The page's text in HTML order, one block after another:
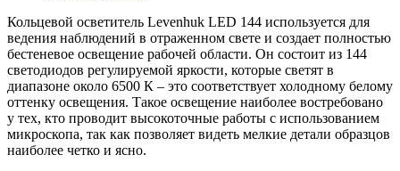
Кольцевой осветитель Levenhuk LED 144 используется для
ведения наблюдений в отраженном свете и создает полностью
бестеневое освещение рабочей области. Он состоит из 144
светодиодов регулируемой яркости, которые светят в
диапазоне около 6500 К – это соответствует холодному белому
оттенку освещения. Такое освещение наиболее востребовано
у тех, кто проводит высокоточные работы с использованием
микроскопа, так как позволяет видеть мелкие детали образцов
наиболее четко и ясно.